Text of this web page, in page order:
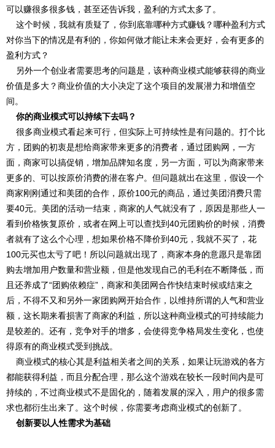
可以赚很多很多钱，甚至还告诉我，盈利的方式太多了。
这个时候，我就有质疑了，你到底靠哪种方式赚钱？哪种盈利方式
对你当下的情况是有利的，你如何做才能让未来会更好，会有更多的
盈利方式？
另外一个创业者需要思考的问题是，该种商业模式能够获得的商业
价值是多大？商业价值的大小决定了这个项目的发展潜力和增值空
间。
你的商业模式可以持续下去吗？
很多商业模式看起来可行，但实际上可持续性是有问题的。打个比
方，团购的初衷是想给商家带来更多的消费者，通过团购网，一方
面，商家可以搞促销，增加品牌知名度，另一方面，可以为商家带来
更多的、可以按原价消费的潜在客户。但问题就出在这里，假设一个
商家刚刚通过和美团的合作，原价100元的商品，通过美团消费只需
要40元。美团的活动一结束，商家的人气就没有了，原因是那些人一
看到价格恢复原价，或者在网上可以查找到40元团购价的时候，消费
者就有了这么个心理，想如果价格不降价到40元，我就不买了，花
100元买也太亏了吧！所以问题就出现了，商家本身的意愿只是靠团
购去增加用户数量和营业额，但是他发现自己的毛利在不断降低，而
且还养成了“团购依赖症”，商家和美团网合作快结束时候或结束之
后，不得不又和另外一家团购网开始合作，以维持所谓的人气和营业
额，这长期来看损害了商家的利益，所以这种商业模式的可持续能力
是较差的。还有，竞争对手的增多，会使得竞争格局发生变化，也使
得原有的商业模式受到挑战。
商业模式的核心其是利益相关者之间的关系，如果让玩游戏的各方
都能获得利益，而且分配合理，那么这个游戏在较长一段时间内是可
持续的，不过商业模式不是固化的，随着发展的深入，用户的很多需
求也都衍生出来了。这个时候，你需要考虑商业模式的创新了。
创新要以人性需求为基础